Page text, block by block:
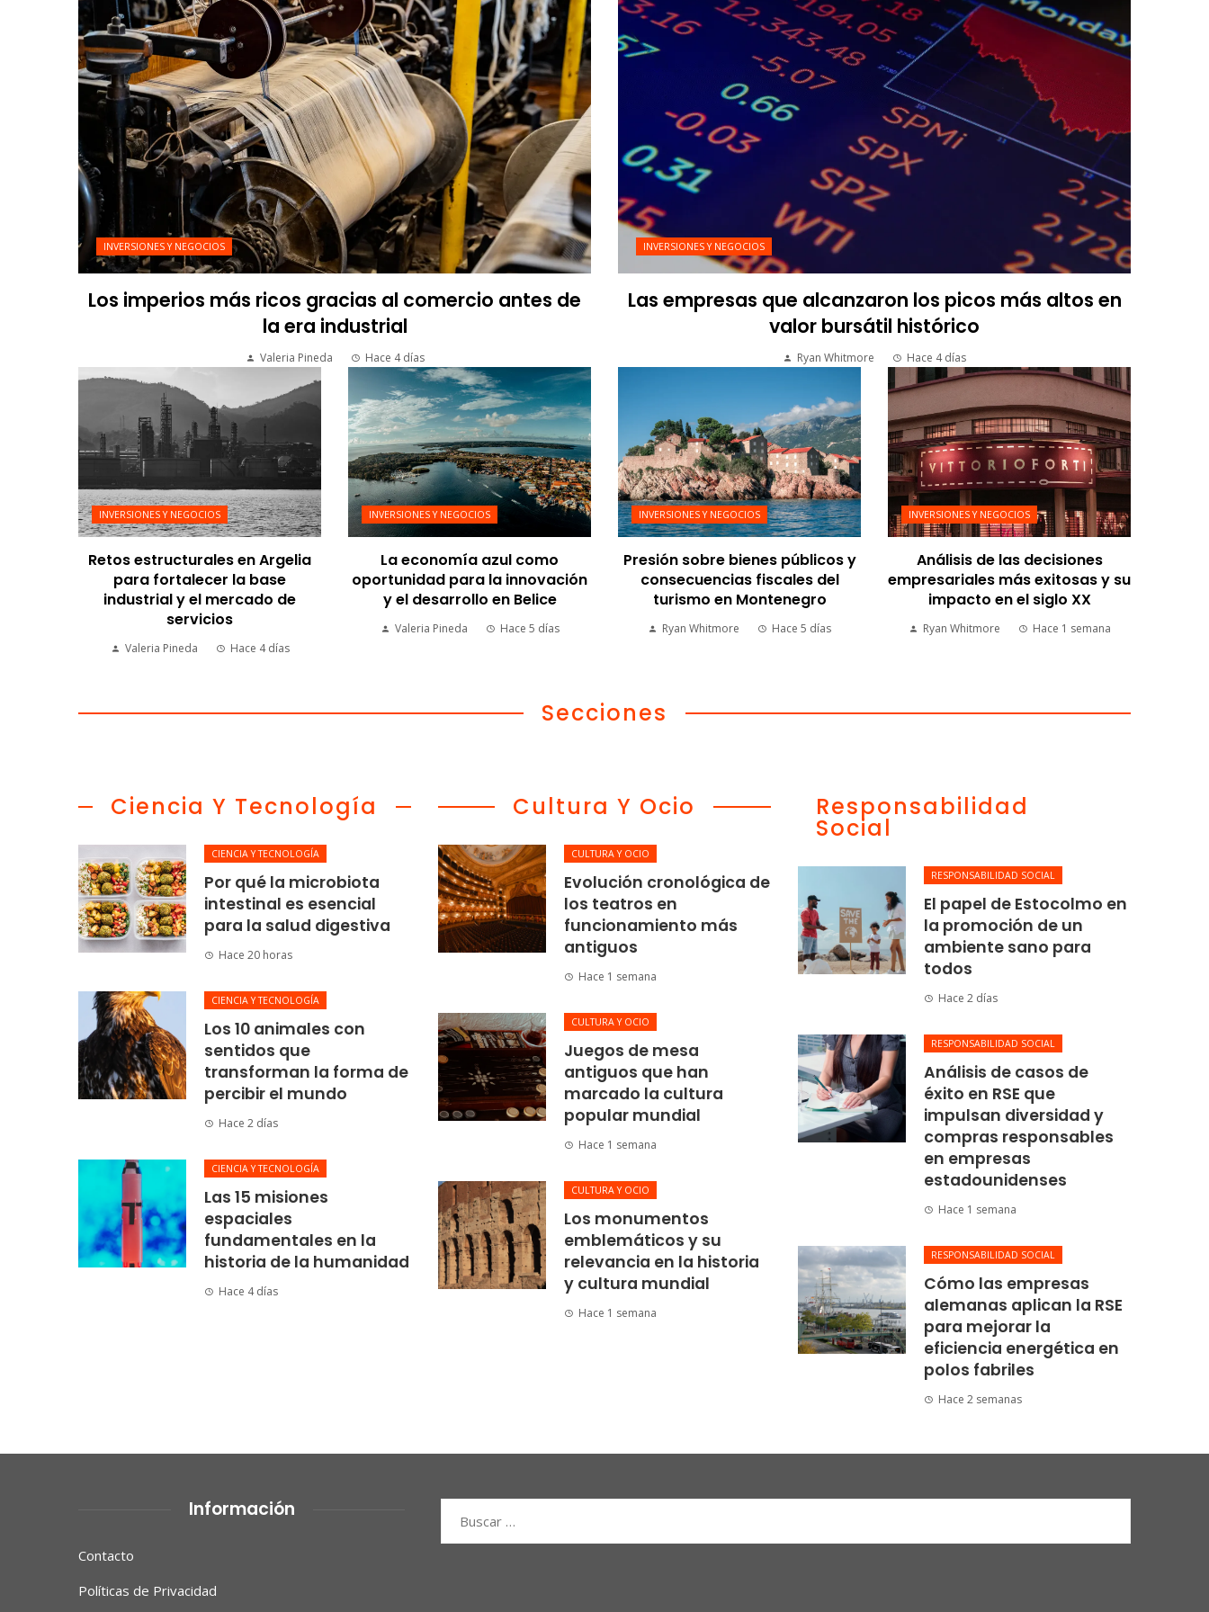
INVERSIONES Y NEGOCIOS
Los imperios más ricos gracias al comercio antes de
la era industrial
Valeria Pineda Hace 4 días
INVERSIONES Y NEGOCIOS
Las empresas que alcanzaron los picos más altos en
valor bursátil histórico
Ryan Whitmore Hace 4 días
INVERSIONES Y NEGOCIOS
Retos estructurales en Argelia
para fortalecer la base
industrial y el mercado de
servicios
Valeria Pineda Hace 4 días
INVERSIONES Y NEGOCIOS
La economía azul como
oportunidad para la innovación
y el desarrollo en Belice
Valeria Pineda Hace 5 días
INVERSIONES Y NEGOCIOS
Presión sobre bienes públicos y
consecuencias fiscales del
turismo en Montenegro
Ryan Whitmore Hace 5 días
INVERSIONES Y NEGOCIOS
Análisis de las decisiones
empresariales más exitosas y su
impacto en el siglo XX
Ryan Whitmore Hace 1 semana
Secciones
Ciencia Y Tecnología
CIENCIA Y TECNOLOGÍA
Por qué la microbiota
intestinal es esencial
para la salud digestiva
Hace 20 horas
CIENCIA Y TECNOLOGÍA
Los 10 animales con
sentidos que
transforman la forma de
percibir el mundo
Hace 2 días
CIENCIA Y TECNOLOGÍA
Las 15 misiones
espaciales
fundamentales en la
historia de la humanidad
Hace 4 días
Cultura Y Ocio
CULTURA Y OCIO
Evolución cronológica de
los teatros en
funcionamiento más
antiguos
Hace 1 semana
CULTURA Y OCIO
Juegos de mesa
antiguos que han
marcado la cultura
popular mundial
Hace 1 semana
CULTURA Y OCIO
Los monumentos
emblemáticos y su
relevancia en la historia
y cultura mundial
Hace 1 semana
Responsabilidad
Social
RESPONSABILIDAD SOCIAL
El papel de Estocolmo en
la promoción de un
ambiente sano para
todos
Hace 2 días
RESPONSABILIDAD SOCIAL
Análisis de casos de
éxito en RSE que
impulsan diversidad y
compras responsables
en empresas
estadounidenses
Hace 1 semana
RESPONSABILIDAD SOCIAL
Cómo las empresas
alemanas aplican la RSE
para mejorar la
eficiencia energética en
polos fabriles
Hace 2 semanas
Información
Contacto
Políticas de Privacidad